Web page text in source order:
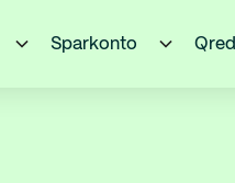
Sparkonto Qred